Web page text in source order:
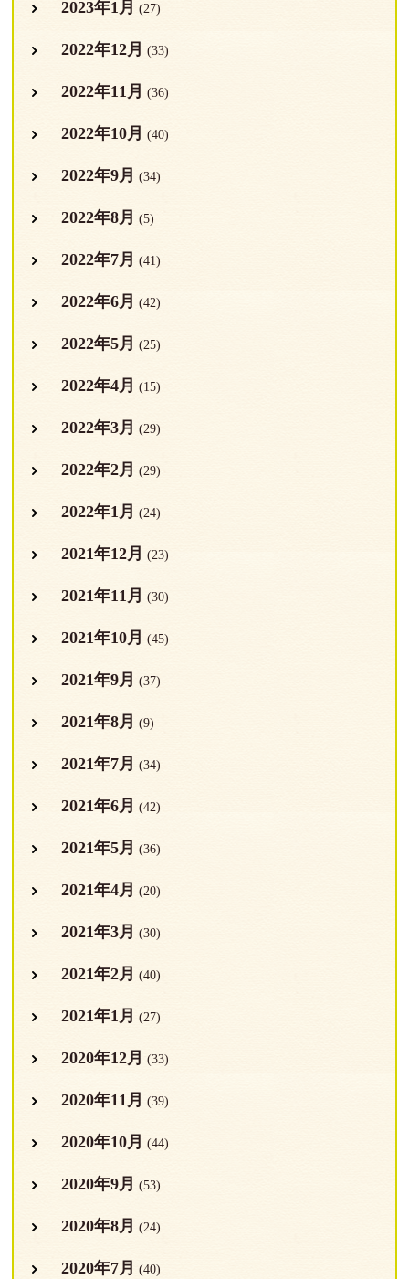
2023年1月 (27)
2022年12月 (33)
2022年11月 (36)
2022年10月 (40)
2022年9月 (34)
2022年8月 (5)
2022年7月 (41)
2022年6月 (42)
2022年5月 (25)
2022年4月 (15)
2022年3月 (29)
2022年2月 (29)
2022年1月 (24)
2021年12月 (23)
2021年11月 (30)
2021年10月 (45)
2021年9月 (37)
2021年8月 (9)
2021年7月 (34)
2021年6月 (42)
2021年5月 (36)
2021年4月 (20)
2021年3月 (30)
2021年2月 (40)
2021年1月 (27)
2020年12月 (33)
2020年11月 (39)
2020年10月 (44)
2020年9月 (53)
2020年8月 (24)
2020年7月 (40)